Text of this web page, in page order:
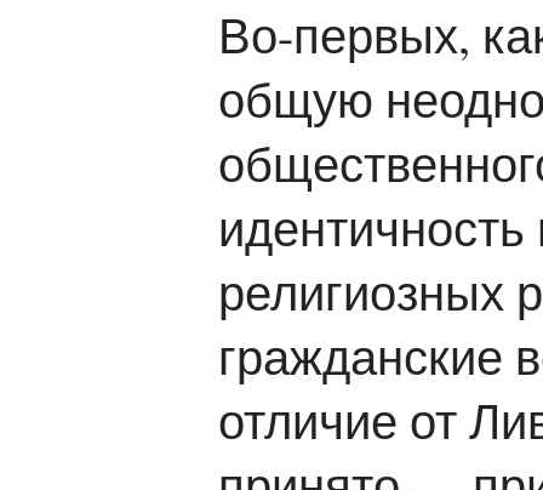
Во-первых,
общую
идентичность
религиозных
гражданские
отличие от